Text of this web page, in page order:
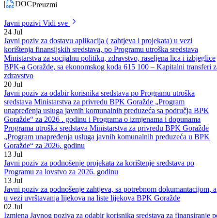
PLAN JAVNIH NABAVKI MINISTARSTVA ZA SOCIJALNU
BPK GORAŽDE ZA 2015.GODINU
|
DOC
Javni poziviVidi sve
24 Jul
Javni poziv za dostavu aplikacija ( zahtjeva i projekata) u vezi
korištenja finansijskih sredstava, po Programu utroška sredstava
Ministarstva za socijalnu politiku, zdravstvo, raseljena lica i izbjeglice
BPK-a Goražde, sa ekonomskog koda 615 100 – Kapitalni transferi
zdravstvo
20 Jul
Javni poziv za odabir korisnika sredstava po Programu utroška
sredstava Ministarstva za privredu BPK Goražde „Program
unapređenja usluga javnih komunalnih preduzeća sa područja BPK
Goražde“ za 2026 . godinu i Programa o izmjenama i dopunama
Programa utroška sredstava Ministarstva za privredu BPK Goražde
„Program unapređenja usluga javnih komunalnih preduzeća u BPK
Goražde“ za 2026. godinu
13 Jul
Javni poziv za podnošenje projekata za korištenje sredstava po
Programu za lovstvo za 2026. godinu
13 Jul
Javni poziv za podnošenje zahtjeva, sa potrebnom dokumantacijom, a